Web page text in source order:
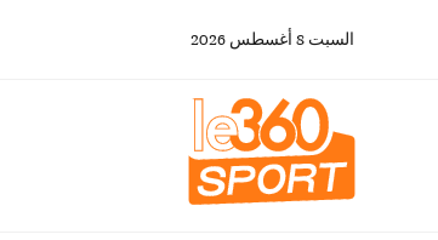
السبت 8 أغسطس 2026